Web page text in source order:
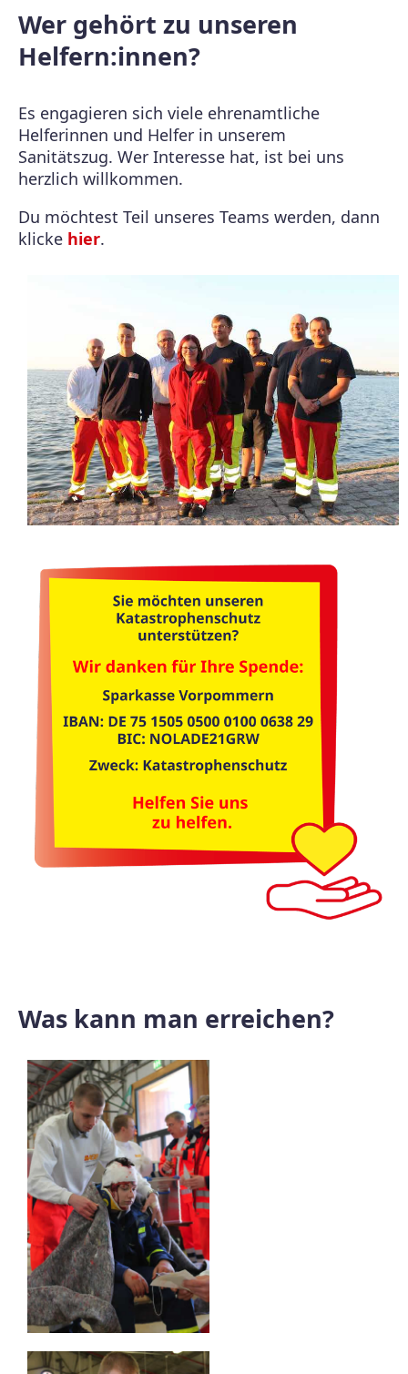
Wer gehört zu unseren
Helfern:innen?
Es engagieren sich viele ehrenamtliche
Helferinnen und Helfer in unserem
Sanitätszug. Wer Interesse hat, ist bei uns
herzlich willkommen.
Du möchtest Teil unseres Teams werden, dann
klicke hier.
Was kann man erreichen?